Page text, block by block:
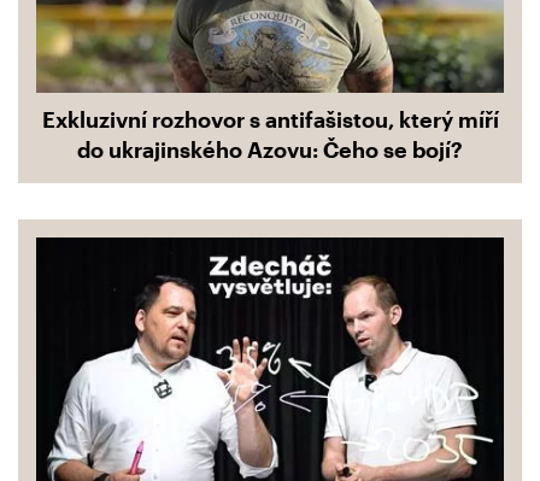
Exkluzivní rozhovor s antifašistou, který míří
do ukrajinského Azovu: Čeho se bojí?